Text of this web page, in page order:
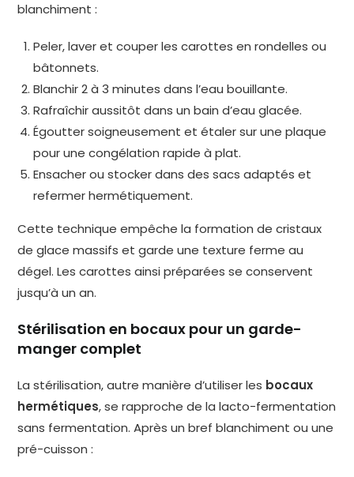
blanchiment :
Peler, laver et couper les carottes en rondelles ou
bâtonnets.
Blanchir 2 à 3 minutes dans l’eau bouillante.
Rafraîchir aussitôt dans un bain d’eau glacée.
Égoutter soigneusement et étaler sur une plaque
pour une congélation rapide à plat.
Ensacher ou stocker dans des sacs adaptés et
refermer hermétiquement.
Cette technique empêche la formation de cristaux
de glace massifs et garde une texture ferme au
dégel. Les carottes ainsi préparées se conservent
jusqu’à un an.
Stérilisation en bocaux pour un garde-
manger complet
La stérilisation, autre manière d’utiliser les bocaux
hermétiques, se rapproche de la lacto-fermentation
sans fermentation. Après un bref blanchiment ou une
pré-cuisson :